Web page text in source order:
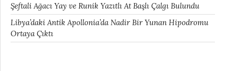
Şeftali Ağacı Yay ve Runik Yazıtlı At Başlı Çalgı Bulundu
Libya’daki Antik Apollonia’da Nadir Bir Yunan Hipodromu
Ortaya Çıktı